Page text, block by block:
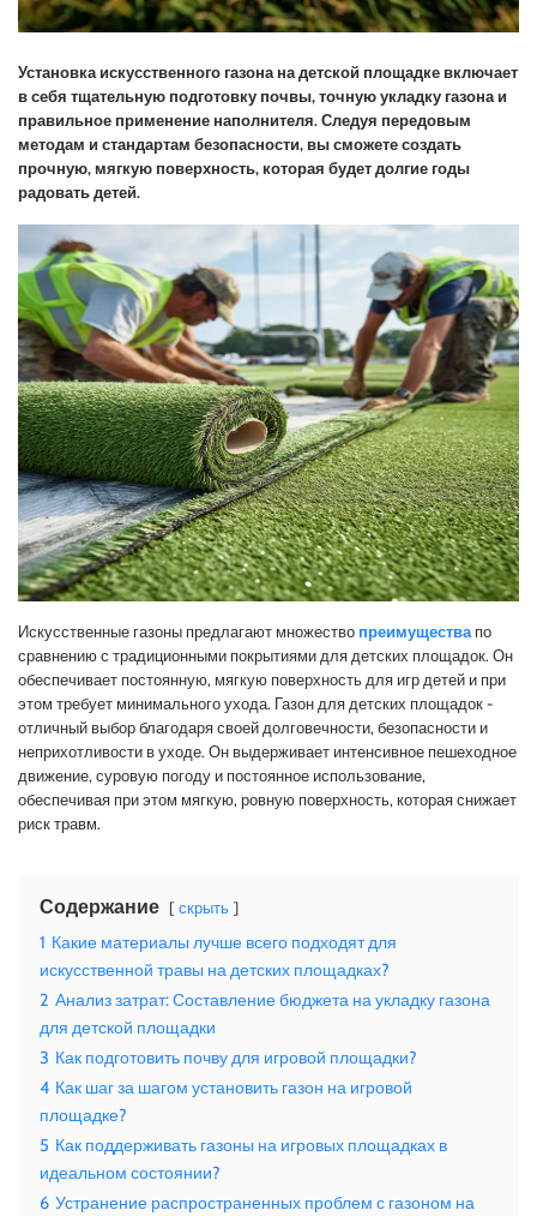
Установка искусственного газона на детской площадке включает
в себя тщательную подготовку почвы, точную укладку газона и
правильное применение наполнителя. Следуя передовым
методам и стандартам безопасности, вы сможете создать
прочную, мягкую поверхность, которая будет долгие годы
радовать детей.
Искусственные газоны предлагают множество преимуществапо
сравнению с традиционными покрытиями для детских площадок. Он
обеспечивает постоянную, мягкую поверхность для игр детей и при
этом требует минимального ухода. Газон для детских площадок -
отличный выбор благодаря своей долговечности, безопасности и
неприхотливости в уходе. Он выдерживает интенсивное пешеходное
движение, суровую погоду и постоянное использование,
обеспечивая при этом мягкую, ровную поверхность, которая снижает
риск травм.
Содержание скрыть
1 Какие материалы лучше всего подходят для
искусственной травы на детских площадках?
2 Анализ затрат: Составление бюджета на укладку газона
для детской площадки
3 Как подготовить почву для игровой площадки?
4 Как шаг за шагом установить газон на игровой
площадке?
5 Как поддерживать газоны на игровых площадках в
идеальном состоянии?
6 Устранение распространенных проблем с газоном на